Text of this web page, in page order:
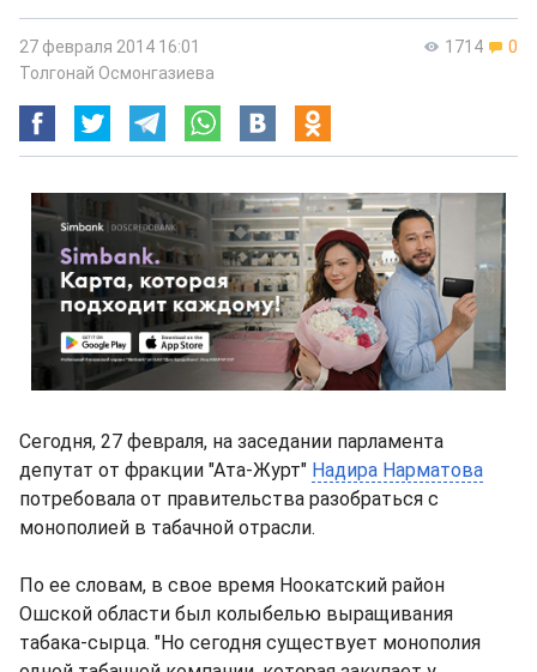
1714 0
27 февраля 2014 16:01
Толгонай Осмонгазиева
Сегодня, 27 февраля, на заседании парламента
депутат от фракции "Ата-Журт" Надира Нарматова
потребовала от правительства разобраться с
монополией в табачной отрасли.
По ее словам, в свое время Ноокатский район
Ошской области был колыбелью выращивания
табака-сырца. "Но сегодня существует монополия